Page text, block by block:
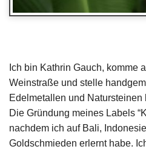
Ich bin Kathrin Gauch, komme
Weinstraße und stelle
Edelmetallen und Natursteinen
Die Gründung meines Labels
nachdem ich auf Bali,
Goldschmieden erlernt habe.